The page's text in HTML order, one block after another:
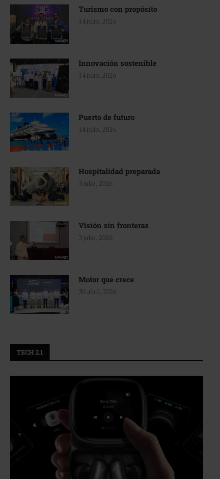
Turismo con propósito
14 julio, 2026
Innovación sostenible
14 julio, 2026
Puerto de futuro
14 julio, 2026
Hospitalidad preparada
3 julio, 2026
Visión sin fronteras
3 julio, 2026
Motor que crece
30 abril, 2026
TECH 2.1